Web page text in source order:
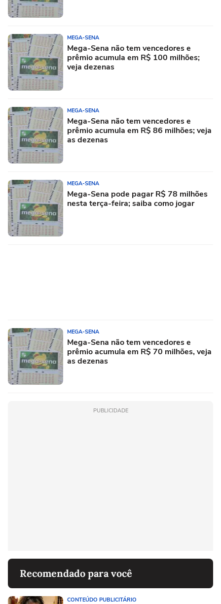
MEGA-SENA
Mega-Sena não tem vencedores e
prêmio acumula em R$ 100 milhões;
veja dezenas
MEGA-SENA
Mega-Sena não tem vencedores e
prêmio acumula em R$ 86 milhões; veja
as dezenas
MEGA-SENA
Mega-Sena pode pagar R$ 78 milhões
nesta terça-feira; saiba como jogar
MEGA-SENA
Mega-Sena não tem vencedores e
prêmio acumula em R$ 70 milhões, veja
as dezenas
PUBLICIDADE
Recomendado para você
CONTEÚDO PUBLICITÁRIO